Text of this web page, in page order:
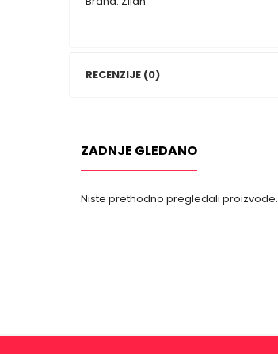
RECENZIJE (0)
ZADNJE GLEDANO
Niste prethodno pregledali proizvode.